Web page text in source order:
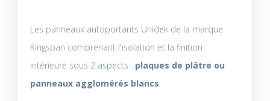
Les panneaux autoportants Unidek de la marque
Kingspan comprenant l'isolation et la finition
intérieure sous 2 aspects : plaques de plâtre ou
panneaux agglomérés blancs